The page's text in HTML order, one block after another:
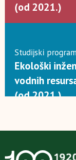
(od 2021.)
Studijski
Ekološki
vodnih
(od 2021.)